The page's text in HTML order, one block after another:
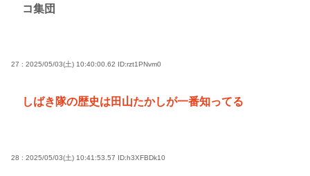
コ集団
27 : 2025/05/03(土) 10:40:00.62 ID:rzt1PNvm0
しばき隊の歴史は田山たかしが一番知ってる
28 : 2025/05/03(土) 10:41:53.57 ID:h3XFBDk10